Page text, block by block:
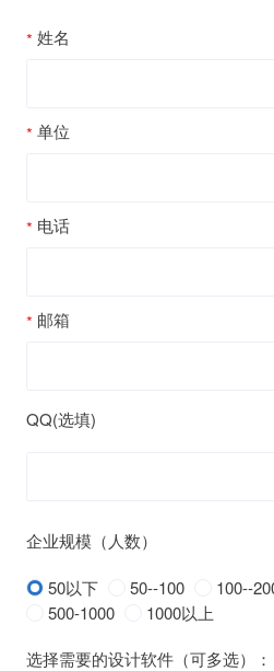
姓名
单位
电话
邮箱
QQ(选填)
企业规模（人数）
50以下 50--100 100--
500-1000
1000以上
选择需要的设计软件（可多选）：